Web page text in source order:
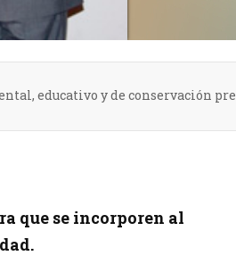
educativo y de conservación
que se incorporen al